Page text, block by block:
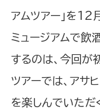
アムツアー」を12
ミュージアムで飲
するのは、今回が
ツアーでは、アサ
を楽しんでいただ